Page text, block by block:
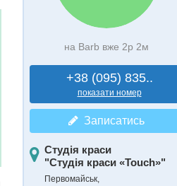
на Barb вже 2р 2м
+38 (095) 835..
показати номер
Записатись
Студія краси
"Студія краси «Touch»"
Первомайськ,